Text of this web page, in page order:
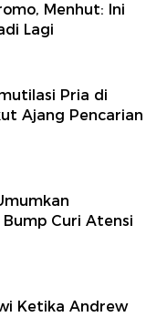
Menhut: Ini
Lagi
Pria di
Ajang Pencarian
Bump Curi Atensi
Ketika Andrew